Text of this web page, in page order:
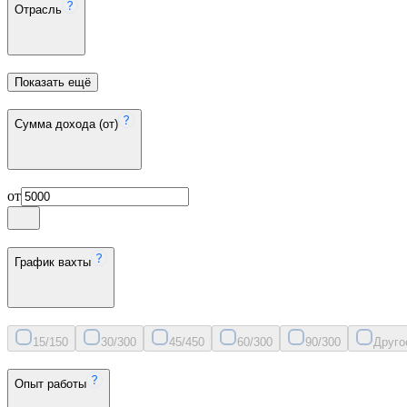
Отрасль
Показать ещё
Сумма дохода (от)
от
График вахты
15/150 30/300 45/450 60/300 90/300
Опыт работы